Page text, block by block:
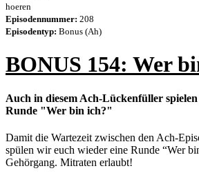
hoeren
Episodennummer: 208
Episodentyp: Bonus (Ah)
BONUS 154: Wer
Auch in diesem Ach-Lückenfüller
Runde "Wer bin ich?"
Damit die Wartezeit zwischen den Ach-
spülen wir euch wieder eine Runde “Wer
Gehörgang. Mitraten erlaubt!